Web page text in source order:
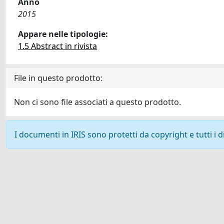
2015
Appare nelle tipologie:
1.5 Abstract in rivista
File in questo prodotto:
Non ci sono file associati a questo prodotto.
I documenti in IRIS sono protetti da copyright e tutti i